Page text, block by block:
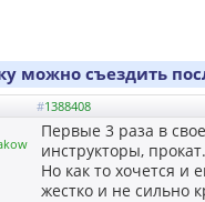
можно съездить
#1388408
Первые 3 раза в
инструкторы, прокат.
Но как то хочется и
жестко и не сильно